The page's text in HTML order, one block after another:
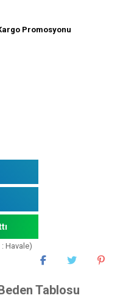
Promosyonu
Havale)
Tablosu